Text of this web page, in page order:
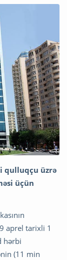
qulluqçu üzrə
üçün
aprel tarixli 1
hərbi
(11 min